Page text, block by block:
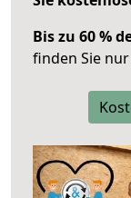
Bis zu 60 %
finden Sie